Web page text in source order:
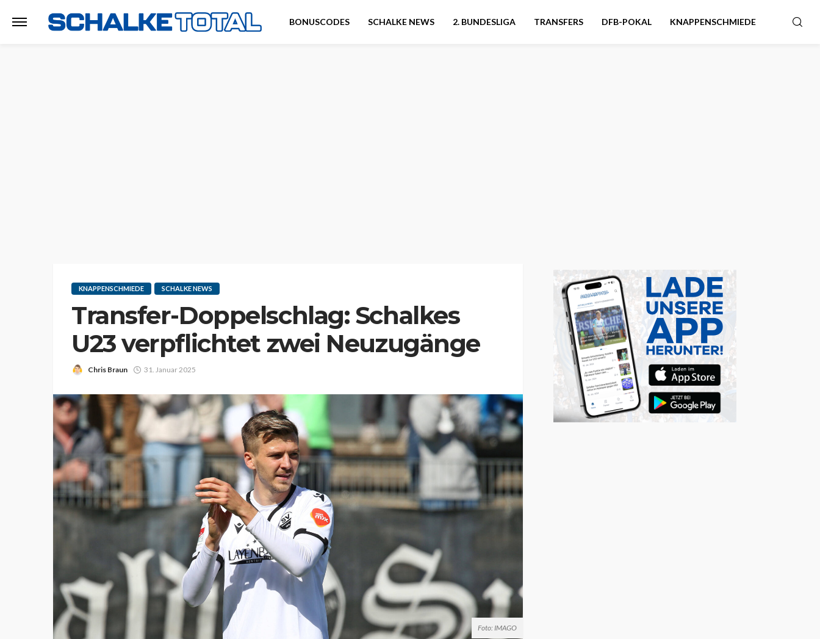
BONUSCODES SCHALKE NEWS 2. BUNDESLIGA TRANSFERS DFB-POKAL KNAPPENSCHMIEDE
KNAPPENSCHMIEDE SCHALKE NEWS
Transfer-Doppelschlag: Schalkes
U23 verpflichtet zwei Neuzugänge
Chris Braun 31. Januar 2025
Foto: IMAGO